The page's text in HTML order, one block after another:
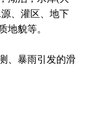
、灌区、地下
地貌等。
、暴雨引发的滑